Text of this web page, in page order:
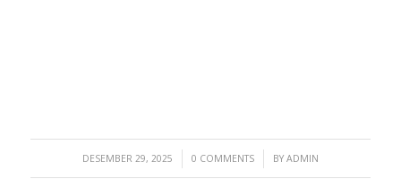
DESEMBER 29, 2025
/ 0 COMMENTS
/ BY ADMIN